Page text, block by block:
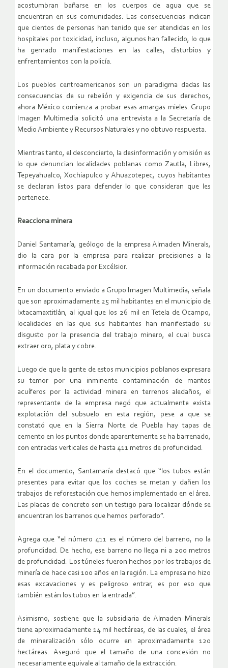
acostumbran bañarse en los cuerpos de agua que se
encuentran en sus comunidades. Las consecuencias indican
que cientos de personas han tenido que ser atendidas en los
hospitales por toxicidad, incluso, algunos han fallecido, lo que
ha genrado manifestaciones en las calles, disturbios y
enfrentamientos con la policía.
Los pueblos centroamericanos son un paradigma dadas las
consecuencias de su rebelión y exigencia de sus derechos,
ahora México comienza a probar esas amargas mieles. Grupo
Imagen Multimedia solicitó una entrevista a la Secretaría de
Medio Ambiente y Recursos Naturales y no obtuvo respuesta.
Mientras tanto, el desconcierto, la desinformación y omisión es
lo que denuncian localidades poblanas como Zautla, Libres,
Tepeyahualco, Xochiapulco y Ahuazotepec, cuyos habitantes
se declaran listos para defender lo que consideran que les
pertenece.
Reacciona minera
Daniel Santamaría, geólogo de la empresa Almaden Minerals,
dio la cara por la empresa para realizar precisiones a la
información recabada por Excélsior.
En un documento enviado a Grupo Imagen Multimedia, señala
que son aproximadamente 25 mil habitantes en el municipio de
Ixtacamaxtitlán, al igual que los 26 mil en Tetela de Ocampo,
localidades en las que sus habitantes han manifestado su
disgusto por la presencia del trabajo minero, el cual busca
extraer oro, plata y cobre.
Luego de que la gente de estos municipios poblanos expresara
su temor por una inminente contaminación de mantos
acuíferos por la actividad minera en terrenos aledaños, el
representante de la empresa negó que actualmente exista
explotación del subsuelo en esta región, pese a que se
constató que en la Sierra Norte de Puebla hay tapas de
cemento en los puntos donde aparentemente se ha barrenado,
con entradas verticales de hasta 411 metros de profundidad.
En el documento, Santamaría destacó que “los tubos están
presentes para evitar que los coches se metan y dañen los
trabajos de reforestación que hemos implementado en el área.
Las placas de concreto son un testigo para localizar dónde se
encuentran los barrenos que hemos perforado”.
Agrega que “el número 411 es el número del barreno, no la
profundidad. De hecho, ese barreno no llega ni a 200 metros
de profundidad. Los túneles fueron hechos por los trabajos de
minería de hace casi 100 años en la región. La empresa no hizo
esas excavaciones y es peligroso entrar, es por eso que
también están los tubos en la entrada”.
Asimismo, sostiene que la subsidiaria de Almaden Minerals
tiene aproximadamente 14 mil hectáreas, de las cuales, el área
de mineralización sólo ocurre en aproximadamente 120
hectáreas. Aseguró que el tamaño de una concesión no
necesariamente equivale al tamaño de la extracción.